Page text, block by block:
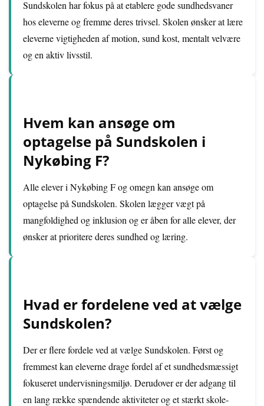
Sundskolen har fokus på at etablere gode sundhedsvaner
hos eleverne og fremme deres trivsel. Skolen ønsker at lære
eleverne vigtigheden af motion, sund kost, mentalt velvære
og en aktiv livsstil.
Hvem kan ansøge om
optagelse på Sundskolen i
Nykøbing F?
Alle elever i Nykøbing F og omegn kan ansøge om
optagelse på Sundskolen. Skolen lægger vægt på
mangfoldighed og inklusion og er åben for alle elever, der
ønsker at prioritere deres sundhed og læring.
Hvad er fordelene ved at vælge
Sundskolen?
Der er flere fordele ved at vælge Sundskolen. Først og
fremmest kan eleverne drage fordel af et sundhedsmæssigt
fokuseret undervisningsmiljø. Derudover er der adgang til
en lang række spændende aktiviteter og et stærkt skole-